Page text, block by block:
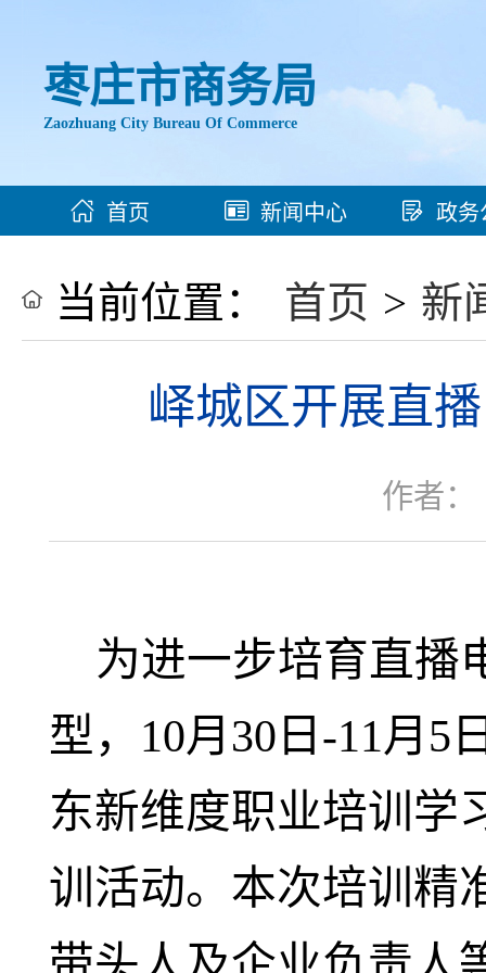
枣庄市商务局
Zaozhuang City Bureau Of Commerce
首页 新闻中心 政务
当前位置： 首页 > 新
峄城区开展直
作者：
为进一步培育直播
型，10月30日 -11月5
东新维度职业培训学
训活动。本次培训精